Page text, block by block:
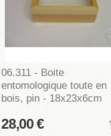
06.311 - Boite
entomologique toute en
bois, pin - 18x23x6cm
28,00 €